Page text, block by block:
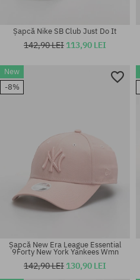
mărime universală
Șapcă Nike SB Club Just Do It
142,90 LEI 113,90 LEI
New
-8%
Șapcă New Era League Essential
9Forty New York Yankees Wmn
142,90 LEI 130,90 LEI